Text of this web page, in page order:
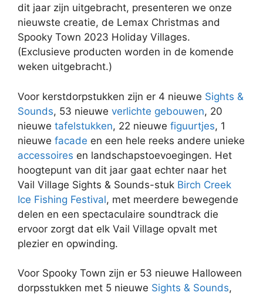
dit jaar zijn uitgebracht, presenteren we onze
nieuwste creatie, de Lemax Christmas and
Spooky Town 2023 Holiday Villages.
(Exclusieve producten worden in de komende
weken uitgebracht.)
Voor kerstdorpstukken zijn er 4 nieuwe Sights &
Sounds, 53 nieuwe verlichte gebouwen, 20
nieuwe tafelstukken, 22 nieuwe figuurtjes, 1
nieuwe facade en een hele reeks andere unieke
accessoires en landschapstoevoegingen. Het
hoogtepunt van dit jaar gaat echter naar het
Vail Village Sights & Sounds-stuk Birch Creek
Ice Fishing Festival, met meerdere bewegende
delen en een spectaculaire soundtrack die
ervoor zorgt dat elk Vail Village opvalt met
plezier en opwinding.
Voor Spooky Town zijn er 53 nieuwe Halloween
dorpsstukken met 5 nieuwe Sights & Sounds,